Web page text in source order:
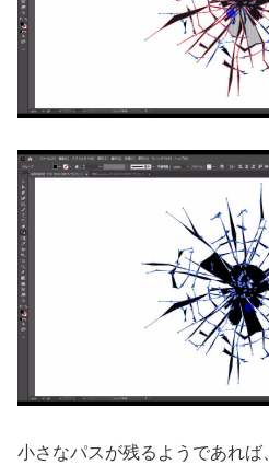
小さなパスが残るようであれば、